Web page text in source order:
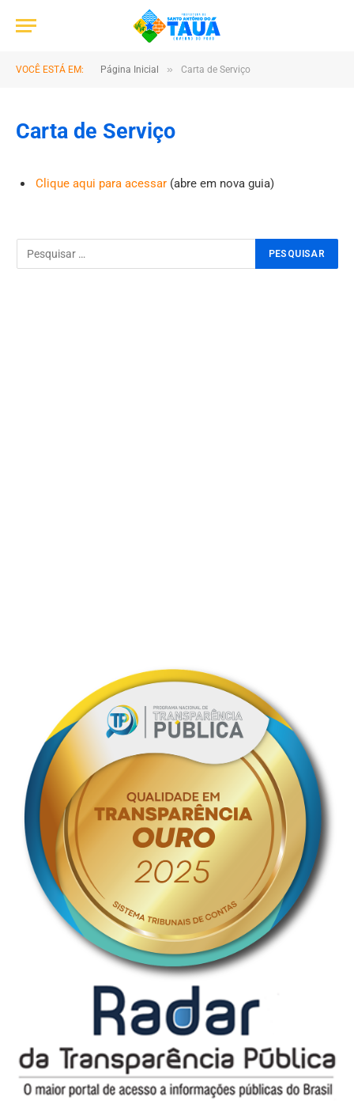
VOCÊ ESTÁ EM: Página Inicial » Carta de Serviço
Carta de Serviço
Clique aqui para acessar (abre em nova guia)